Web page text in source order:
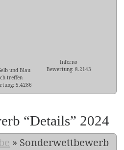
und Blau
treffen
5.4286
Inferno
Bewertung: 8.2143
“Details” 2024
» Sonderwettbewerb